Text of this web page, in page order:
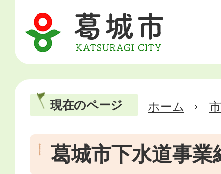
現在のページ ホーム
葛城市下水道事業